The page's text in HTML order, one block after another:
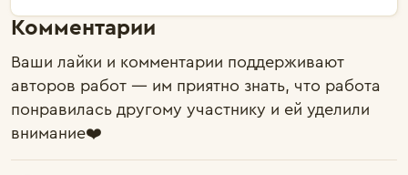
Комментарии
Ваши лайки и комментарии поддерживают
авторов работ — им приятно знать, что работа
понравилась другому участнику и ей уделили
внимание❤️